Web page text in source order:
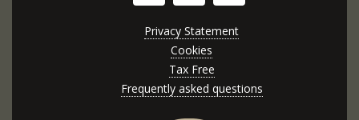
Privacy Statement
Cookies
Tax Free
Frequently asked questions